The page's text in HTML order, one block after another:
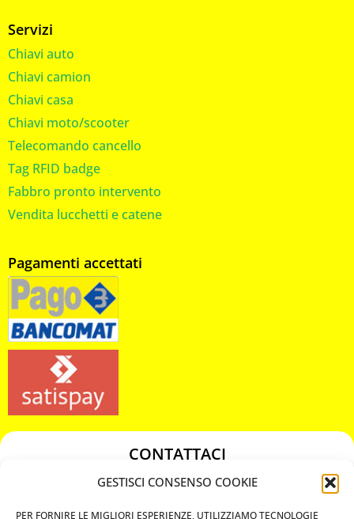
GESTISCI CONSENSO COOKIE
PER FORNIRE LE MIGLIORI ESPERIENZE, UTILIZZIAMO TECNOLOGIE
Servizi
Chiavi auto
Chiavi camion
Chiavi casa
Chiavi moto/scooter
Telecomando cancello
Tag RFID badge
Fabbro pronto intervento
Vendita lucchetti e catene
Pagamenti accettati
CONTATTACI
349 3863811